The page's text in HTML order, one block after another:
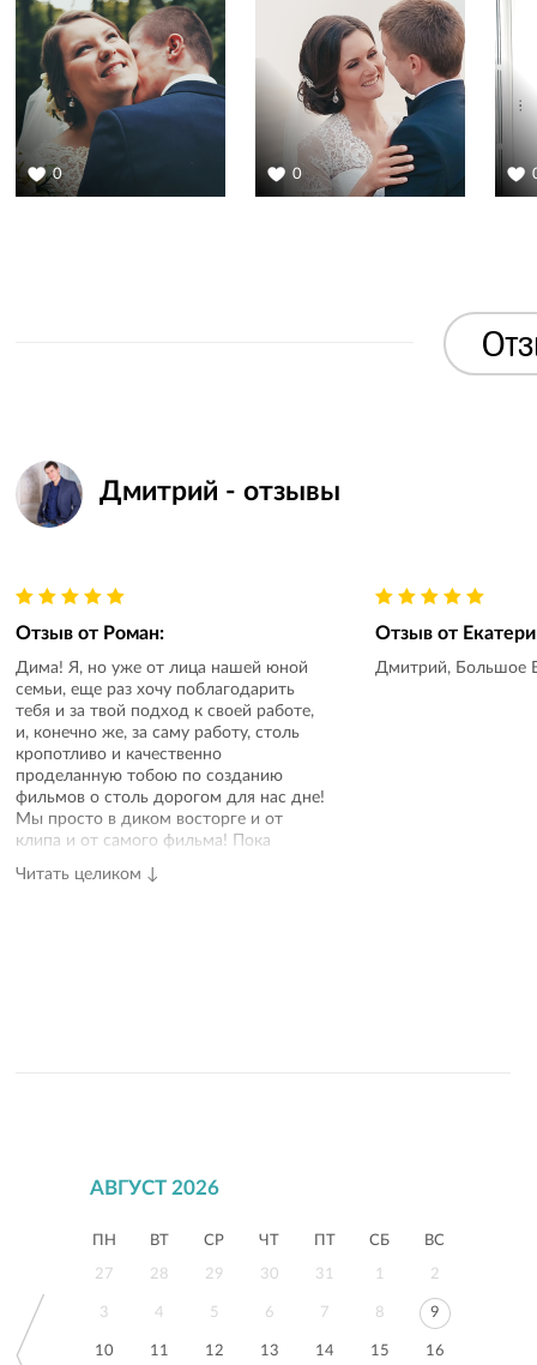
0 0
Дмитрий - отзывы
Отзыв от Роман:
Дима! Я, но уже от лица нашей юной
семьи, еще раз хочу поблагодарить
тебя и за твой подход к своей работе,
и, конечно же, за саму работу, столь
кропотливо и качественно
проделанную тобою по созданию
фильмов о столь дорогом для нас дне!
Мы просто в диком восторге и от
клипа и от самого фильма! Пока
просто не терпится посмотреть и
Читать целиком ↓
Отзыв от
Дмитрий, Большое
АВГУСТ 2026
ПН ВТ СР ЧТ ПТ СБ ВС
27 28 29 30 31 1 2
3 4 5 6 7 8 9
10 11 12 13 14 15 16